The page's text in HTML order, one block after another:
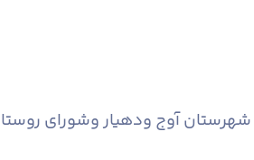
شهرستان آوج ودهیار وشورای